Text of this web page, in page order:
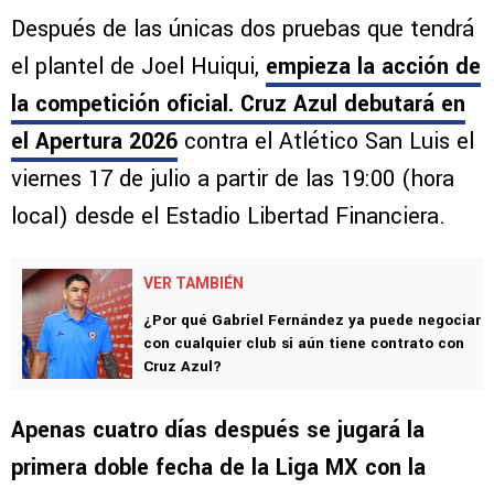
Después de las únicas dos pruebas que tendrá
el plantel de Joel Huiqui, empieza la acción de
la competición oficial. Cruz Azul debutará en
el Apertura 2026 contra el Atlético San Luis el
viernes 17 de julio a partir de las 19:00 (hora
local) desde el Estadio Libertad Financiera.
VER TAMBIÉN
¿Por qué Gabriel Fernández ya puede negociar
con cualquier club si aún tiene contrato con
Cruz Azul?
Apenas cuatro días después se jugará la
primera doble fecha de la Liga MX con la